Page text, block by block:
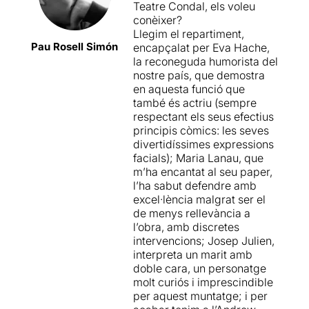
s’aconsegueix gràcies a l’ús
d’una història quotidiana en
la que, de ben segur,
l’espectador s’hi
veurà reflectit en més d’una
ocasió, com acostuma a
passar en les propostes
d’aquest director i autor.
Així,Cesc Gay dibuixa dues
parelles amb formes
antagòniques de funcionar,
utilitzant el recurs de les
rèpliques de forma molt
eficaç i movent-se per una
estructura convencional que
li funciona. Tot i això, trobo
una mica forçada alguna
situació de la part final de
l’obra, que malgrat servir
per anar tancant la trama, no
acaba de ser del tot
encertada. En aquest punt,
Pau Rosell Simón
Teatre Condal, els voleu
conèixer?
Llegim el repartiment,
encapçalat per Eva Hache,
la reconeguda humorista del
nostre país, que demostra
en aquesta funció que
també és actriu (sempre
respectant els seus efectius
principis còmics: les seves
divertidíssimes expressions
facials); Maria Lanau, que
m’ha encantat al seu paper,
l’ha sabut defendre amb
excel·lència malgrat ser el
de menys rellevància a
l’obra, amb discretes
intervencions; Josep Julien,
interpreta un marit amb
doble cara, un personatge
molt curiós i imprescindible
per aquest muntatge; i per